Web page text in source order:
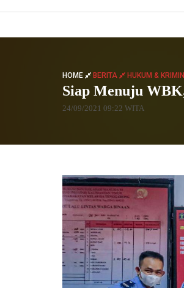
HOME BERITA HUKUM &
Siap Menuju
24/09/2021 09:22 WITA